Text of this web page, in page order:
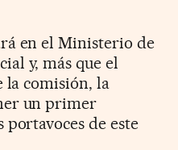
en el Ministerio de
y, más que el
la comisión, la
un primer
de este